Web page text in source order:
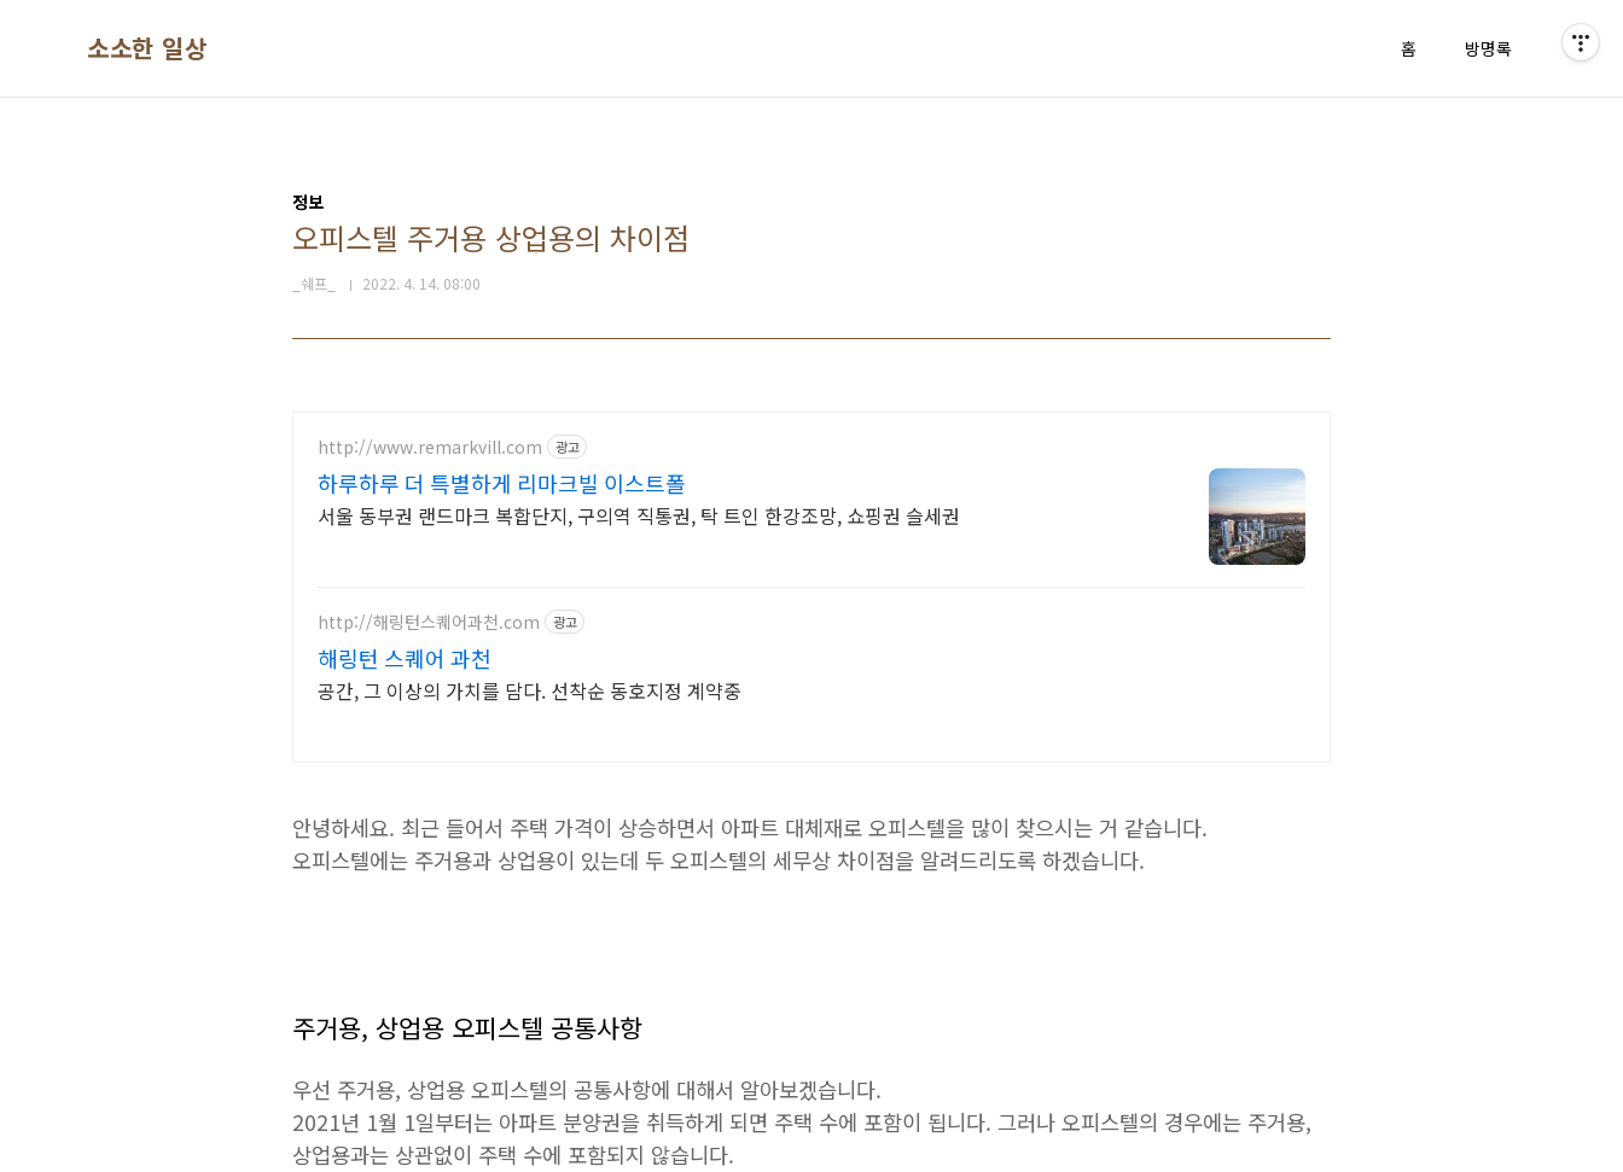
소소한 일상 홈 방명록
정보
오피스텔 주거용 상업용의 차이점
_쉐프_ 2022. 4. 14. 08:00
http://www.remarkvill.com 광고
하루하루 더 특별하게 리마크빌 이스트폴
서울 동부권 랜드마크 복합단지, 구의역 직통권, 탁 트인 한강조망, 쇼핑권 슬세권
http://해링턴스퀘어과천.com 광고
해링턴 스퀘어 과천
공간, 그 이상의 가치를 담다. 선착순 동호지정 계약중
안녕하세요. 최근 들어서 주택 가격이 상승하면서 아파트 대체재로 오피스텔을 많이 찾으시는 거 같습니다.
오피스텔에는 주거용과 상업용이 있는데 두 오피스텔의 세무상 차이점을 알려드리도록 하겠습니다.
주거용, 상업용 오피스텔 공통사항
우선 주거용, 상업용 오피스텔의 공통사항에 대해서 알아보겠습니다.
2021년 1월 1일부터는 아파트 분양권을 취득하게 되면 주택 수에 포함이 됩니다. 그러나 오피스텔의 경우에는 주거용,
상업용과는 상관없이 주택 수에 포함되지 않습니다.